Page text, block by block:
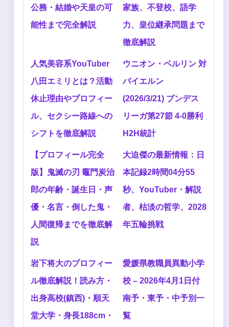
公務・結婚や天皇の可
能性まで完全解説
家族、不登校、語学
力、皇位継承問題まで
徹底解説
人気美容系YouTuber
八田エミリとは？活動
休止理由やプロフィー
ル、セクシー路線への
シフトを徹底解説
ウニオン・ベルリン 対
バイエルン
(2026/3/21) ブンデス
リーガ第27節 4-0勝利
H2H統計
【プロフィール完全
版】鬼滅の刃 竈門炭治
郎の年齢・誕生日・声
優・名言・倒した鬼・
人間復帰までを徹底解
説
大迫傑の最新情報：日
本記録2時間04分55
秒、YouTuber・解説
者、枯淡の哲学、2028
年五輪挑戦
岩下将大のプロフィー
ル徹底解説！読み方・
出身高校(鎮西)・順天
堂大学・身長188cm・
愛媛県教職員異動小学
校 – 2026年4月1日付
南予・東予・中予別一
覧